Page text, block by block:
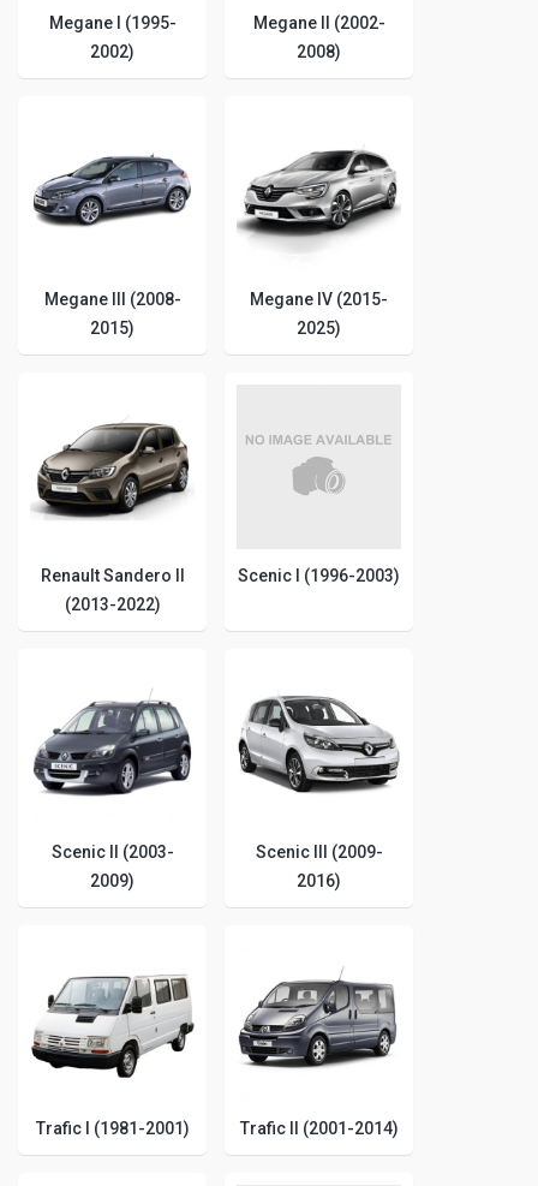
Megane I (1995-
2002)
Megane II (2002-
2008)
Megane III (2008-
2015)
Megane IV (2015-
2025)
Renault Sandero II
(2013-2022)
Scenic I (1996-2003)
Scenic II (2003-
2009)
Scenic III (2009-
2016)
Trafic I (1981-2001) Trafic II (2001-2014)